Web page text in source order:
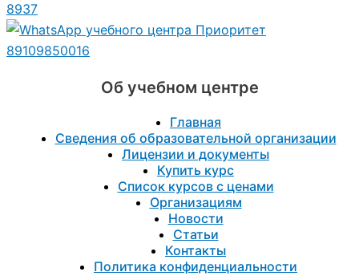
8937
89109850016
Об учебном центре
Главная
Сведения об образовательной организации
Лицензии и документы
Купить курс
Список курсов с ценами
Организациям
Новости
Статьи
Контакты
Политика конфиденциальности